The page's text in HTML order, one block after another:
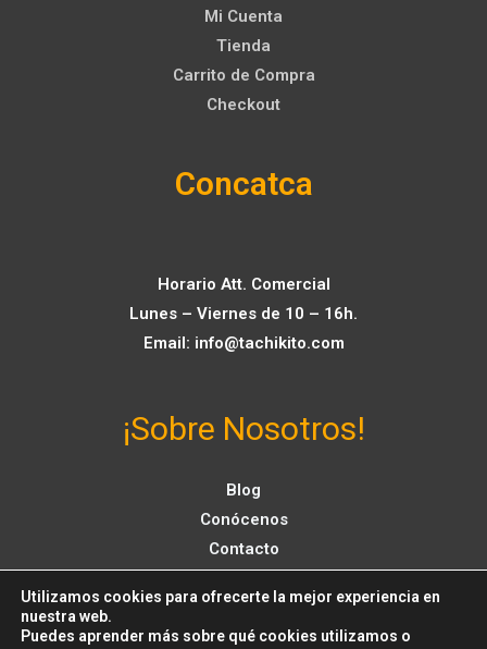
Mi Cuenta
Tienda
Carrito de Compra
Checkout
Concatca
Horario Att. Comercial
Lunes – Viernes de 10 – 16h.
Email: info@tachikito.com
¡Sobre Nosotros!
Blog
Conócenos
Contacto
Utilizamos cookies para ofrecerte la mejor experiencia en
nuestra web.
Puedes aprender más sobre qué cookies utilizamos o